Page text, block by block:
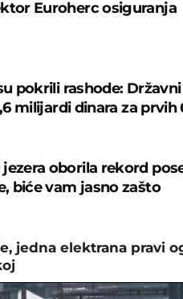
Euroherc osiguranja
pokrili rashode:
milijardi dinara za prvih
oborila rekord
biće vam jasno zašto
jedna elektrana pravi